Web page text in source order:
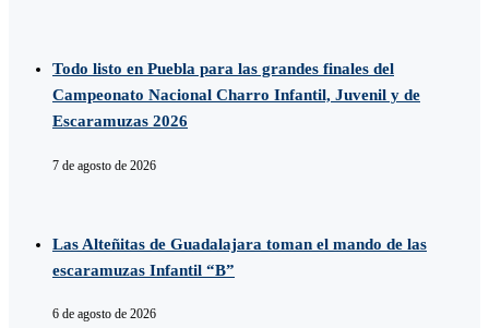
Todo listo en Puebla para las grandes finales del
Campeonato Nacional Charro Infantil, Juvenil y de
Escaramuzas 2026
7 de agosto de 2026
Las Alteñitas de Guadalajara toman el mando de las
escaramuzas Infantil “B”
6 de agosto de 2026